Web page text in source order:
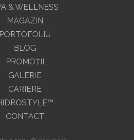
& WELLNESS
MAGAZIN
PORTOFOLIU
BLOG
PROMOŢII
GALERIE
CARIERE
CONTACT